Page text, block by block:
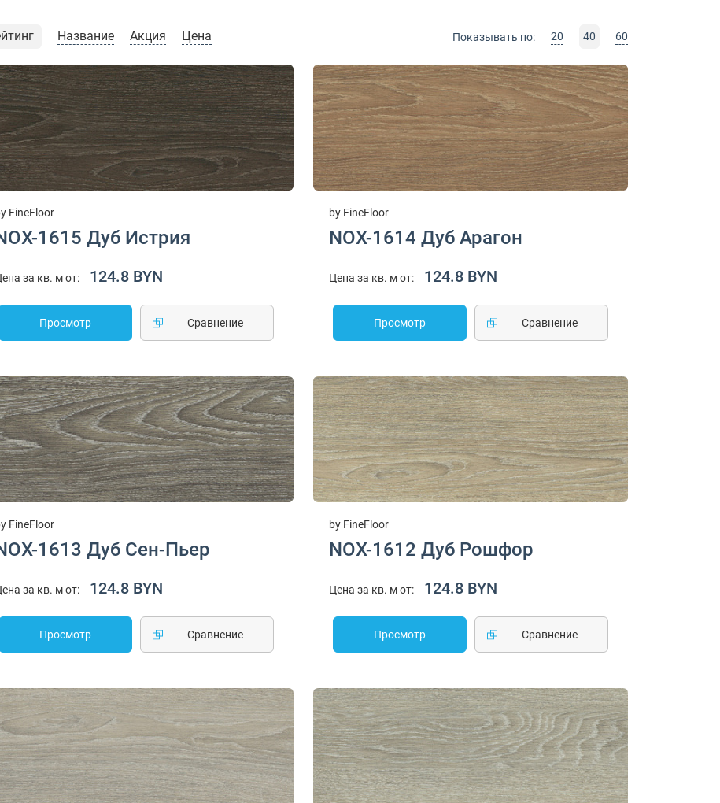
Название Акция Цена Показывать по: 20 40 60
FineFloor
1615 Дуб Истрия
за кв. м от: 124.8 BYN
Просмотр Cравнение
by FineFloor
NOX-1614 Дуб Арагон
Цена за кв. м от: 124.8 BYN
Просмотр Cравнение
FineFloor
1613 Дуб Сен-Пьер
за кв. м от: 124.8 BYN
Просмотр Cравнение
by FineFloor
NOX-1612 Дуб Рошфор
Цена за кв. м от: 124.8 BYN
Просмотр Cравнение